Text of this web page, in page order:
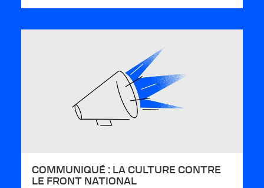
COMMUNIQUÉ : LA CULTURE CONTRE
LE FRONT NATIONAL